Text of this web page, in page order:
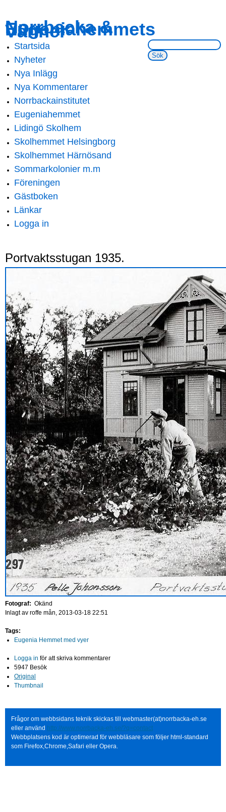
main
content
navigation
Norrbacka &
Eugeniahemmets
Vänner
Sök på webbsidan:
Main menu
Startsida
Nyheter
Nya Inlägg
Nya Kommentarer
Norrbackainstitutet
Eugeniahemmet
Lidingö Skolhem
Skolhemmet Helsingborg
Skolhemmet Härnösand
Sommarkolonier m.m
Föreningen
Gästboken
Länkar
Logga in
Portvaktsstugan 1935.
Fotograf: Okänd
Inlagt av roffe mån, 2013-03-18 22:51
Tags:
Eugenia Hemmet med vyer
Logga in för att skriva kommentarer
5947 Besök
Original
Thumbnail
Frågor om webbsidans teknik skickas till webmaster(at)norrbacka-eh.se
eller använd http://www.norrbacka-eh.se/?q=contact
Webbplatsens kod är optimerad för webbläsare som följer html-standard
som Firefox,Chrome,Safari eller Opera.